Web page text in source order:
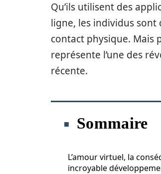
Qu’ils utilisent des
ligne, les individus sont
contact physique. Mais
représente l’une des
récente.
Sommaire
L’amour virtuel, la
incroyable